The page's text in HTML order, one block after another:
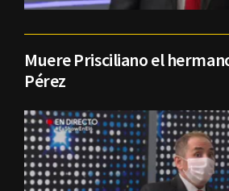
Muere Prisciliano el
Pérez